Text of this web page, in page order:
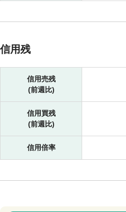
信用残
信用売残
(前週比)
信用買残
(前週比)
信用倍率